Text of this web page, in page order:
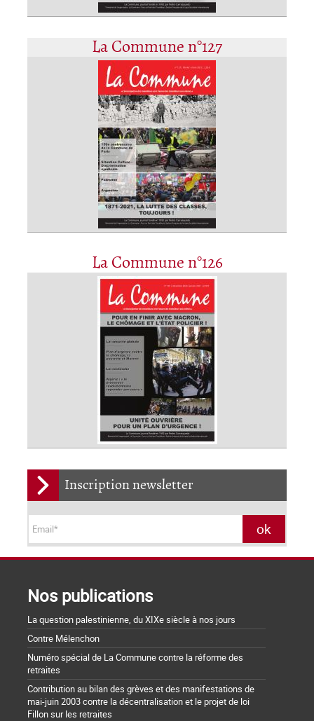
La Commune n°127
La Commune n°126
Inscription newsletter
Nos publications
La question palestinienne, du XIXe siècle à nos jours
Contre Mélenchon
Numéro spécial de La Commune contre la réforme des
retraites
Contribution au bilan des grèves et des manifestations de
mai-juin 2003 contre la décentralisation et le projet de loi
Fillon sur les retraites